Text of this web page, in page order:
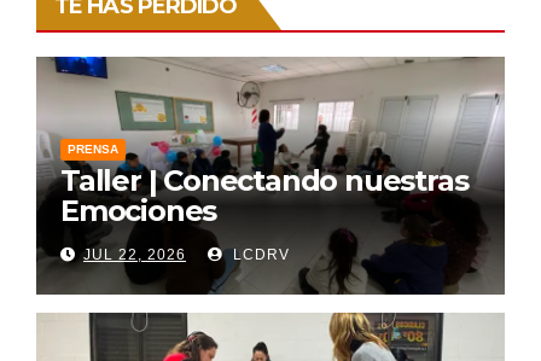
TE HAS PERDIDO
PRENSA
Taller | Conectando nuestras
Emociones
JUL 22, 2026 LCDRV